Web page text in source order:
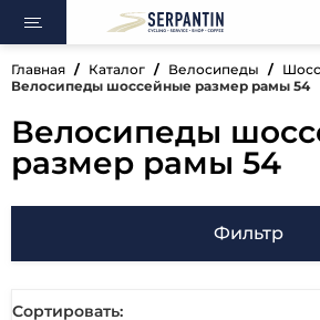
Главная Каталог Велосипеды
Велосипеды шоссейные размер рамы 54
Велосипеды
размер рамы 54
Фильтр
Сортировать: